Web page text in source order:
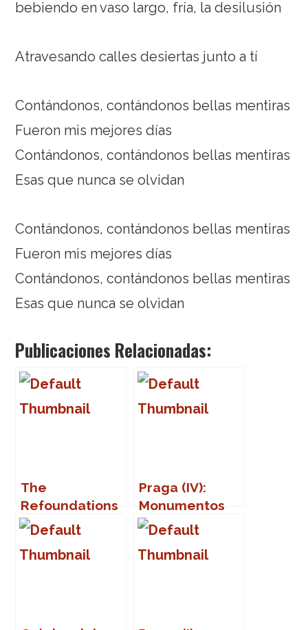
bebiendo en vaso largo, fría, la desilusión
Atravesando calles desiertas junto a tí
Contándonos, contándonos bellas mentiras
Fueron mis mejores días
Contándonos, contándonos bellas mentiras
Esas que nunca se olvidan
Contándonos, contándonos bellas mentiras
Fueron mis mejores días
Contándonos, contándonos bellas mentiras
Esas que nunca se olvidan
Publicaciones Relacionadas:
The
Refoundations
en Marbella
Praga (IV):
Monumentos
(Part Two)